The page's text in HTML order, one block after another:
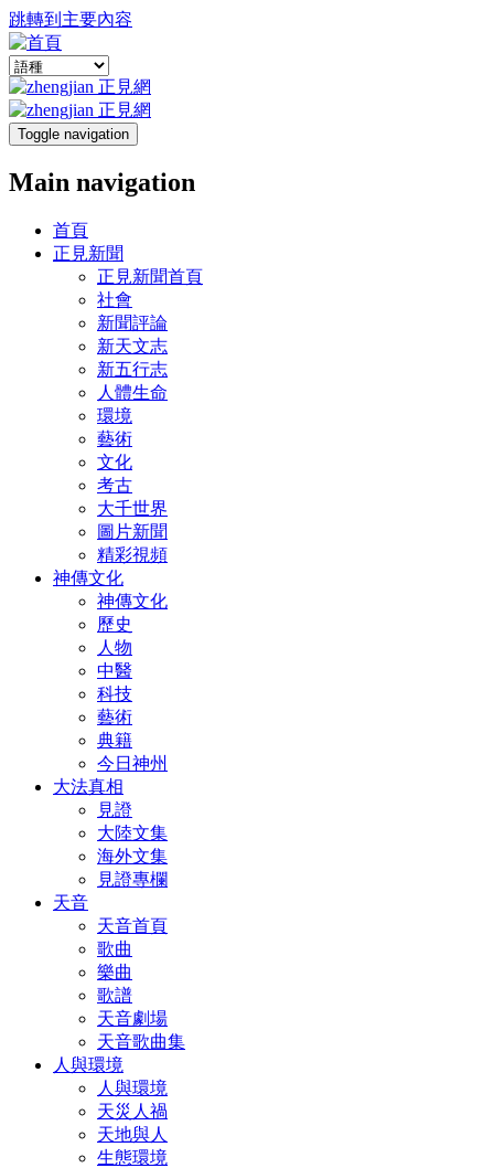
跳轉到主要內容
Toggle navigation
Main navigation
首頁
正見新聞
正見新聞首頁
社會
新聞評論
新天文志
新五行志
人體生命
環境
藝術
文化
考古
大千世界
圖片新聞
精彩視頻
神傳文化
神傳文化
歷史
人物
中醫
科技
藝術
典籍
今日神州
大法真相
見證
大陸文集
海外文集
見證專欄
天音
天音首頁
歌曲
樂曲
歌譜
天音劇場
天音歌曲集
人與環境
人與環境
天災人禍
天地與人
生態環境